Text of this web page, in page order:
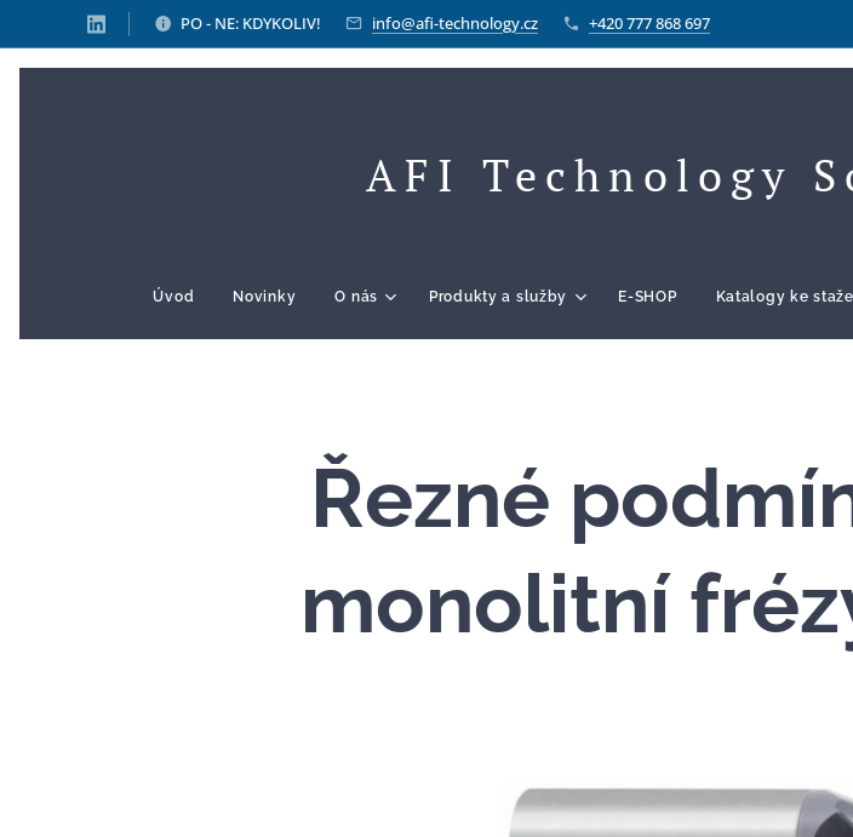
PO - NE: KDYKOLIV! info@afi-technology.cz +420 777 868 697
AFI Technology
Úvod Novinky O nás Produkty a služby E-SHOP Katalogy ke
Řezné
monolitní